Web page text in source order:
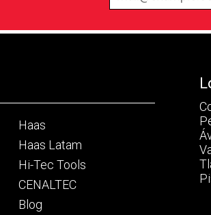
Haas
Haas Latam
Hi-Tec Tools
CENALTEC
Blog